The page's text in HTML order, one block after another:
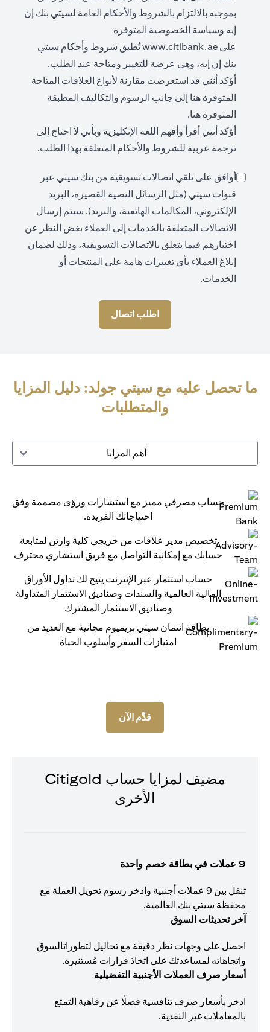
بموجبه بالالتزام بالشروط والأحكام العامة لسيتي بنك إن
إيه وسياسة الخصوصية المتوفرة
على www.citibank.ae
(opens in a new tab)تُطبق شروط وأحكام سيتي
بنك إن إيه، وهي عرضة للتغيير ومتاحة عند الطلب.
أؤكد أنني قد استعرضت مقارنة لأنواع العلاقات المتاحة
المتوفرة هنا إلى جانب الرسوم والتكاليف المطبقة
المتوفرة هنا(opens in a new tab).
أؤكد أنني أقرأ وأفهم اللغة الإنكليزية وبأني لا احتاج إلى
ترجمة عربية للشروط والأحكام المتعلقة بهذا الطلب.
أوافق على تلقي اتصالات تسويقية من بنك سيتي عبر
قنوات سيتي (مثل الرسائل النصية القصيرة، البريد
الإلكتروني، المكالمات الهاتفية، والبريد). سيتم إرسال
الاتصالات المتعلقة بالخدمات إلى العملاء بغض النظر عن
اختيارهم فيما يتعلق بالاتصالات التسويقية، وذلك لضمان
إبلاغ العملاء بأي تغييرات هامة على المنتجات أو
الخدمات.
اطلب اتصال
ما تحصل عليه مع سيتي جولد: دليل المزايا
والمتطلبات
أهم المزايا
حساب مصرفي مميز مع استشارات ورؤى مصممة وفق
احتياجاتك الفريدة.
تخصيص مدير علاقات من خريجي كلية وارتن لمتابعة
حسابك مع إمكانية التواصل مع فريق استشاري محترف
حساب استثمار عبر الإنترنت يتيح لك تداول الأوراق
المالية العالمية والسندات وصناديق الاستثمار المتداولة
وصناديق الاستثمار المشترك
بطاقة ائتمان سيتي بريميوم مجانية مع العديد من
امتيازات السفر وأسلوب الحياة
قدِّم الآن
مضيف لمزايا حساب Citigold
الأخرى
9 عملات في بطاقة خصم واحدة
تنقل بين 9 عملات أجنبية وادخر رسوم تحويل العملة مع
محفظة سيتي بنك العالمية.
آخر تحديثات السوق
احصل على وجهات نظر دقيقة مع تحاليل لتطوراتالسوق
واتجاهاته لمساعدتك على اتخاذ قرارات مُستنيرة.
أسعار صرف العملات الأجنبية التفضيلية
ادخر بأسعار صرف تنافسية فضلًا عن رفاهية التمتع
بالمعاملات غير النقدية.